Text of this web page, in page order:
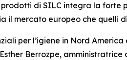
di SILC integra la forte
il mercato europeo che quelli
per l’igiene in Nord America
Berrozpe,